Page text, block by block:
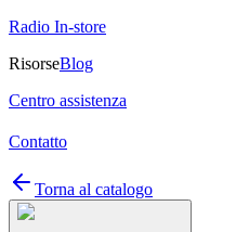
Radio In-store
RisorseBlog
Centro assistenza
Contatto
Torna al catalogo